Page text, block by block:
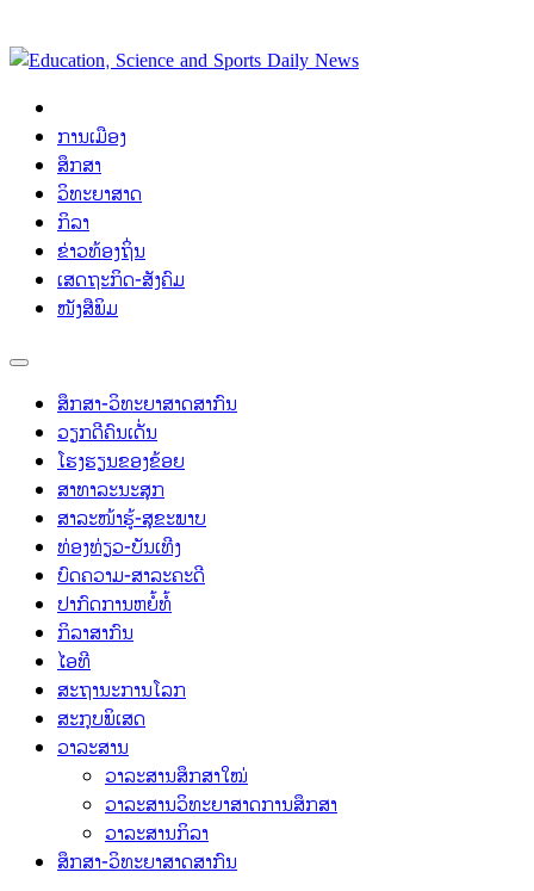
ການເມືອງ
ສຶກສາ
ວິທະຍາສາດ
ກິລາ
ຂ່າວທ້ອງຖິ່ນ
ເສດຖະກິດ-ສັງຄົມ
ໜັງສືພິມ
ສຶກສາ-ວິທະຍາສາດສາກົນ
ວຽກດີຄົນເດັ່ນ
ໂຮງຮຽນຂອງຂ້ອຍ
ສາທາລະນະສຸກ
ສາລະໜ້າຮູ້-ສຸຂະພາບ
ທ່ອງທ່ຽວ-ບັນເທີງ
ບົດຄວາມ-ສາລະຄະດີ
ປາກົດການຫຍໍ້ທໍ້
ກິລາສາກົນ
ໄອທີ
ສະຖານະການໂລກ
ສະກຸບພິເສດ
ວາລະສານ
ວາລະສານສຶກສາໃໝ່
ວາລະສານວິທະຍາສາດການສຶກສາ
ວາລະສານກິລາ
ສຶກສາ-ວິທະຍາສາດສາກົນ